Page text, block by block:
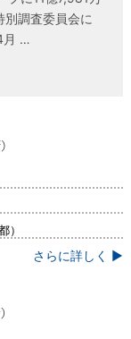
調査委員会に
月 …
）
さらに詳しく ▶